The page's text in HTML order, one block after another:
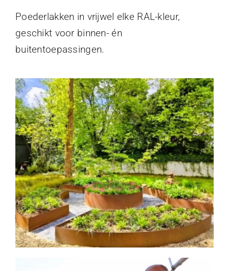
Poederlakken in vrijwel elke RAL-kleur,
geschikt voor binnen- én
buitentoepassingen.